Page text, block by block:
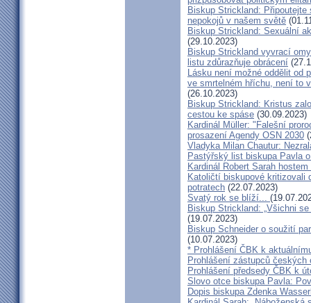
Biskup Strickland:
nepokojů v našem světě
Biskup Strickland: Sexuální
(29.10.2023)
Biskup Strickland vyvrací
listu zdůrazňuje obrácení
Lásku není možné oddělit od
ve smrtelném hříchu, není to
(26.10.2023)
Biskup Strickland: Kristus
cestou ke spáse (30.09.2023)
Kardinál Müller: "Falešní
prosazení Agendy OSN 2030
Vladyka Milan Chautur:
Pastýřský list biskupa Pavla
Kardinál Robert Sarah
Katoličtí biskupové kritizovali
potratech (22.07.2023)
Svatý rok se blíží...
Biskup Strickland: „Všichni
(19.07.2023)
Biskup Schneider o soužití
(10.07.2023)
* Prohlášení ČBK k
Prohlášení zástupců
Prohlášení předsedy ČBK k
Slovo otce biskupa Pavla:
Dopis biskupa Zdenka